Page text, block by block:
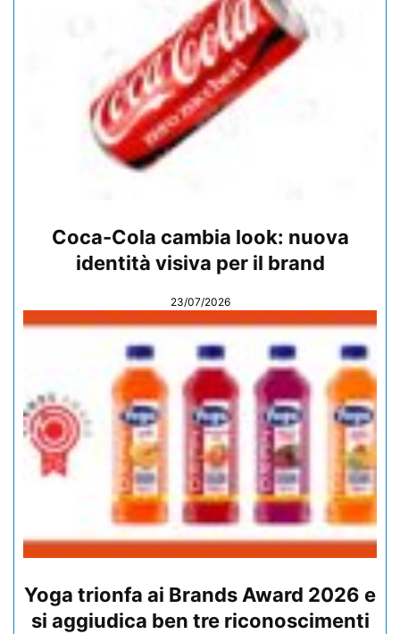
Coca-Cola cambia look: nuova
identità visiva per il brand
23/07/2026
Yoga trionfa ai Brands Award 2026 e
si aggiudica ben tre riconoscimenti